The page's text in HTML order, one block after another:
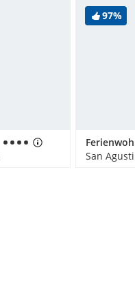
97%
San